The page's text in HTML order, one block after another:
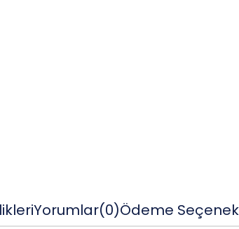
Yorumlar(0)Ödeme